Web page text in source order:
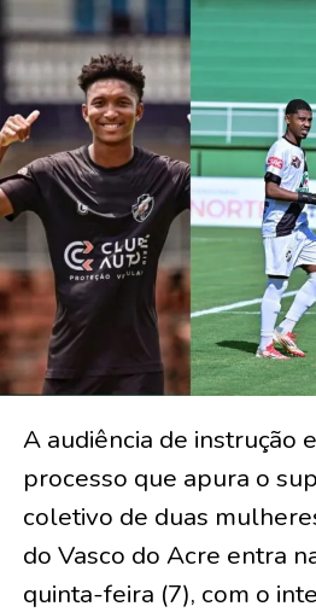
A audiência de instrução
processo que apura o
coletivo de duas
do Vasco do Acre entra
quinta-feira (7), com o